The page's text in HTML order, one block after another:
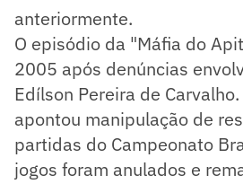
anteriormente.
O episódio da "Máfia do
2005 após denúncias
Edílson Pereira de
apontou manipulação de
partidas do Campeonato
jogos foram anulados e